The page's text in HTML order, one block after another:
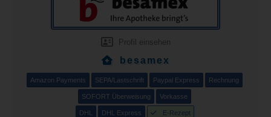
Profil einsehen
besamex
Amazon Payments SEPA/Lastschrift Paypal Express Rechnung
SOFORT Überweisung Vorkasse
DHL DHL Express E-Rezept